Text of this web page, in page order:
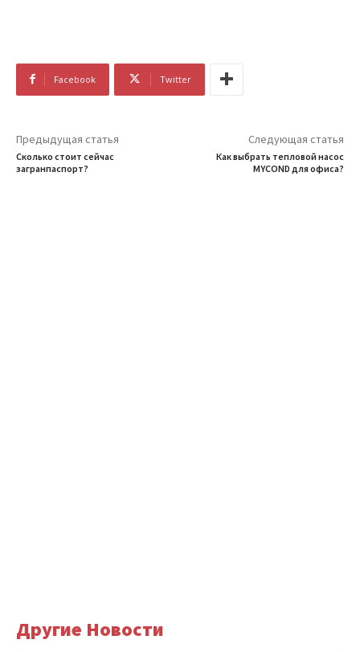
Facebook Twitter
Предыдущая статья
Сколько стоит сейчас
загранпаспорт?
Следующая статья
Как выбрать тепловой насос
MYCOND для офиса?
Другие Новости